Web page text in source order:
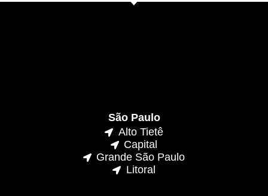
São Paulo
Alto Tietê
Capital
Grande São Paulo
Litoral